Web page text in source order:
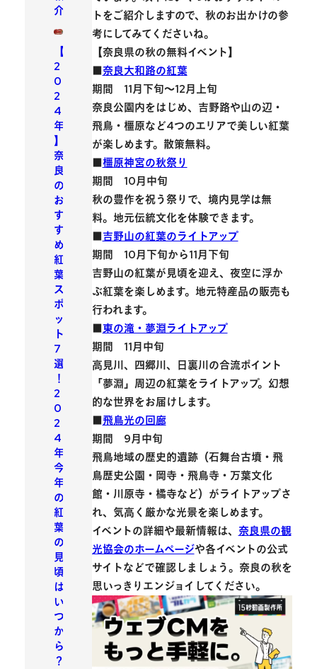
トをご紹介しますので、秋のお出かけの参
考にしてみてくださいね。
【奈良県の秋の無料イベント】
■奈良大和路の紅葉
期間 11月下旬～12月上旬
奈良公園内をはじめ、吉野路や山の辺・
飛鳥・橿原など4つのエリアで美しい紅葉
が楽しめます。散策無料。
■橿原神宮の秋祭り
期間 10月中旬
秋の豊作を祝う祭りで、境内見学は無
料。地元伝統文化を体験できます。
■吉野山の紅葉のライトアップ
期間 10月下旬から11月下旬
吉野山の紅葉が見頃を迎え、夜空に浮か
ぶ紅葉を楽しめます。地元特産品の販売も
行われます。
■東の滝・夢淵ライトアップ
期間 11月中旬
高見川、四郷川、日裏川の合流ポイント
「夢淵」周辺の紅葉をライトアップ。幻想
的な世界をお届けします。
■飛鳥光の回廊
期間 9月中旬
飛鳥地域の歴史的遺跡（石舞台古墳・飛
鳥歴史公園・岡寺・飛鳥寺・万葉文化
館・川原寺・橘寺など）がライトアップさ
れ、気高く厳かな光景を楽しめます。
イベントの詳細や最新情報は、 奈良県の観
光協会のホームページや各イベントの公式
サイトなどで確認しましょう。奈良の秋を
思いっきりエンジョイしてください。
介
【
2
0
2
4
年
】
奈
良
の
お
す
す
め
紅
葉
ス
ポ
ッ
ト
7
選
！
2
0
2
4
年
今
年
の
紅
葉
の
見
頃
は
い
つ
か
ら
？